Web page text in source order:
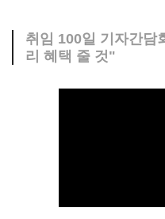
취임 100일 기자간
리 혜택 줄 것"